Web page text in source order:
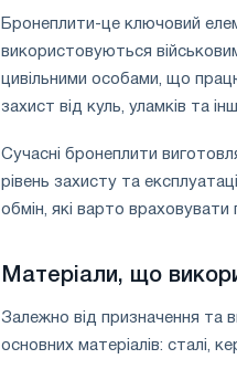
Бронеплити-це ключовий
використовуються
цивільними особами, що
захист від куль, уламків та
Сучасні бронеплити
рівень захисту та
обмін, які варто враховувати
Матеріали, що
Залежно від призначення та
основних матеріалів: сталі,